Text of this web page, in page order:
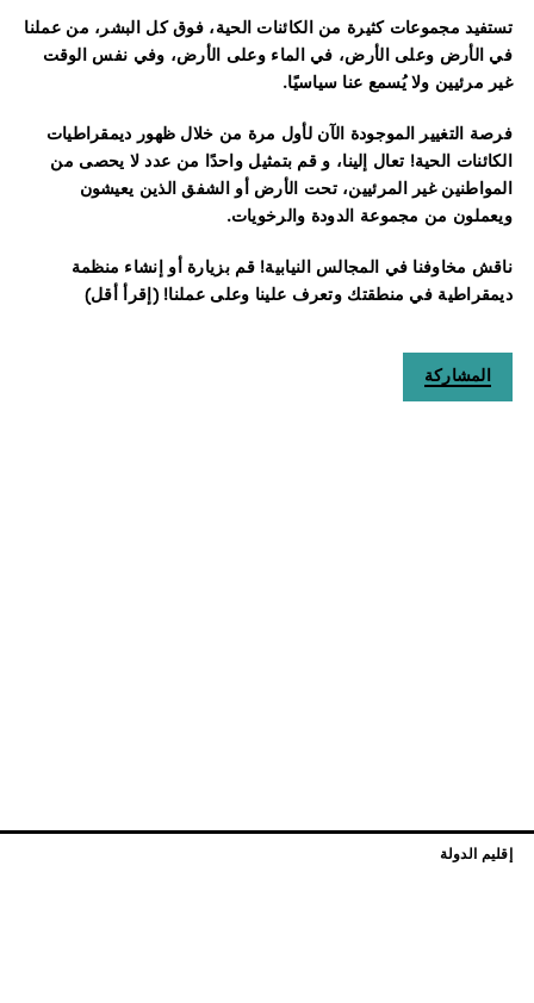
تستفيد مجموعات كثيرة من الكائنات الحية، فوق كل البشر، من عملنا
في الأرض وعلى الأرض، في الماء وعلى الأرض، وفي نفس الوقت
غير مرئيين ولا يُسمع عنا سياسيًا.
فرصة التغيير الموجودة الآن لأول مرة من خلال ظهور ديمقراطيات
الكائنات الحية! تعال إلينا، و قم بتمثيل واحدًا من عدد لا يحصى من
المواطنين غير المرئيين، تحت الأرض أو الشفق الذين يعيشون
ويعملون من مجموعة الدودة والرخويات.
ناقش مخاوفنا في المجالس النيابية! قم بزيارة أو إنشاء منظمة
ديمقراطية في منطقتك وتعرف علينا وعلى عملنا! (إقرأ أقل)
المشاركة
إقليم الدولة